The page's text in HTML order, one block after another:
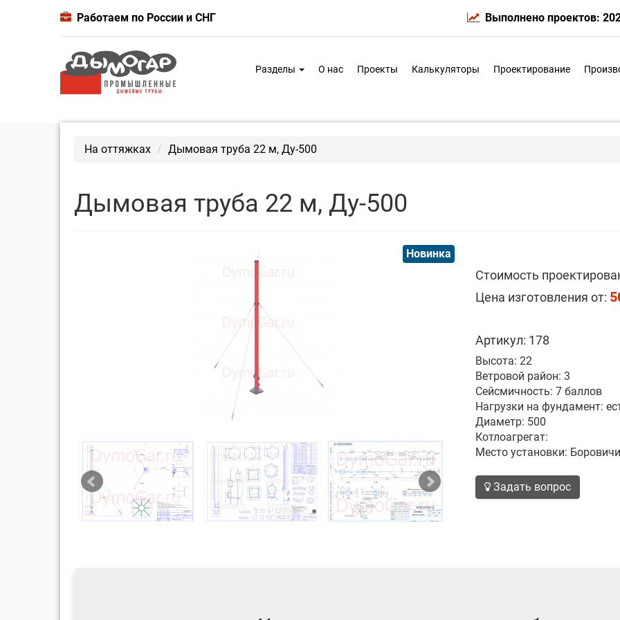
Работаем по России и СНГ Выполнено проектов:
Разделы О нас Проекты Калькуляторы Проектирование
На оттяжках Дымовая труба 22 м, Ду-500
Дымовая труба 22 м, Ду-500
Новинка
Стоимость
Цена изготовления от:
Артикул: 178
Высота: 22
Ветровой район: 3
Сейсмичность: 7 баллов
Нагрузки на фундамент:
Диаметр: 500
Котлоагрегат:
Место установки: Боровичи
Задать вопрос